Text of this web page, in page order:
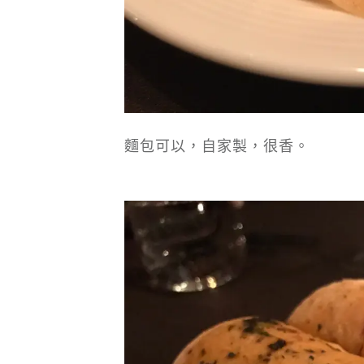
麵包可以，自家製，很香。